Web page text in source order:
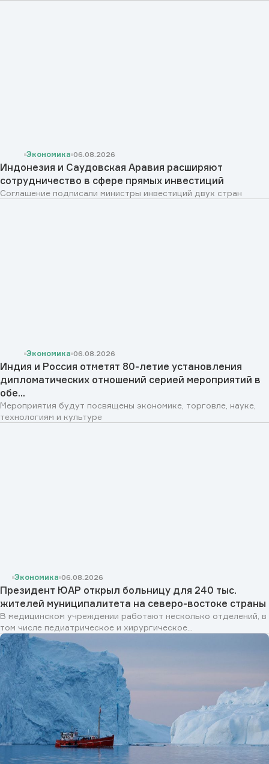
Экономика 06.08.2026
Индонезия и Саудовская Аравия расширяют
сотрудничество в сфере прямых инвестиций
Соглашение подписали министры инвестиций двух стран
Экономика 06.08.2026
Индия и Россия отметят 80-летие установления
дипломатических отношений серией мероприятий в
обе...
Мероприятия будут посвящены экономике, торговле, науке,
технологиям и культуре
Экономика 06.08.2026
Президент ЮАР открыл больницу для 240 тыс.
жителей муниципалитета на северо-востоке страны
В медицинском учреждении работают несколько отделений, в
том числе педиатрическое и хирургическое...